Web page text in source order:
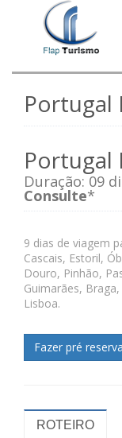
Portugal
Portugal
Duração: 09
Consulte*
9 dias de viagem
Cascais, Estoril,
Douro, Pinhão,
Guimarães,
Lisboa.
ROTEIRO